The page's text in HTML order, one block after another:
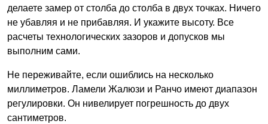
делаете замер от столба до столба в двух точках. Ничего
не убавляя и не прибавляя. И укажите высоту. Все
расчеты технологических зазоров и допусков мы
выполним сами.
Не переживайте, если ошиблись на несколько
миллиметров. Ламели Жалюзи и Ранчо имеют диапазон
регулировки. Он нивелирует погрешность до двух
сантиметров.